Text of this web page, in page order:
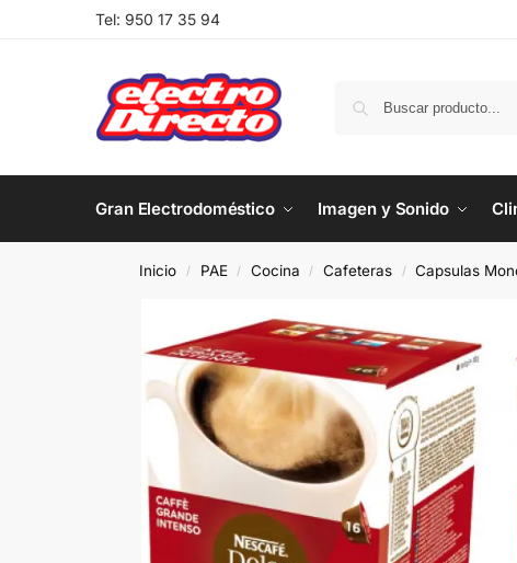
Tel: 950 17 35 94
Gran Electrodoméstico Imagen y Sonido
Inicio / PAE / Cocina / Cafeteras / Capsulas